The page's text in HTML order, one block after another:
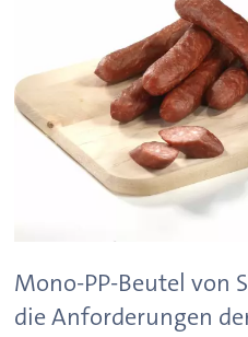
Mono-PP-Beutel von
die Anforderungen